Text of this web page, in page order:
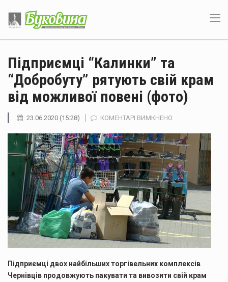
Підприємці “Калинки” та
“Добробуту” рятують свій крам
від можливої повені (фото)
23.06.2020 (15:28) КОМЕНТАРІ ВИМКНЕНО
“КАЛИНКИ”
ТА
“ДОБРОБУТУ”
РЯТУЮТЬ
СВІЙ
КРАМ
ВІД
МОЖЛИВОЇ
ПОВЕНІ
(ФОТО)
Підприємці двох найбільших торгівельних комплексів
Чернівців продовжують пакувати та вивозити свій крам